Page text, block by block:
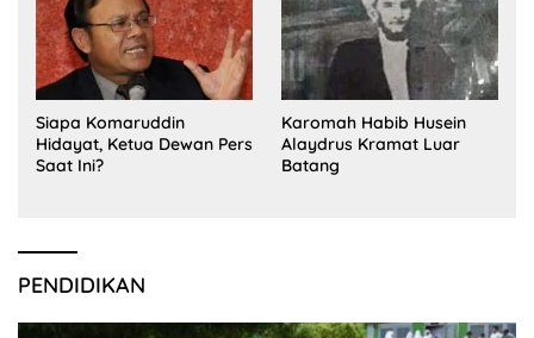
Siapa Komaruddin
Hidayat, Ketua Dewan Pers
Saat Ini?
Karomah Habib Husein
Alaydrus Kramat Luar
Batang
PENDIDIKAN